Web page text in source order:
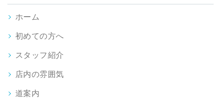
ホーム
初めての方へ
スタッフ紹介
店内の雰囲気
道案内